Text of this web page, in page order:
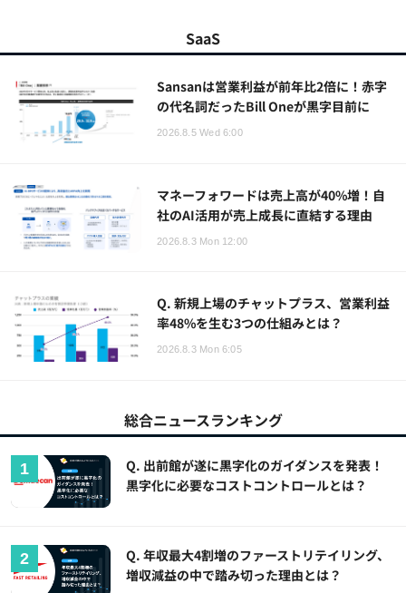
SaaS
Sansanは営業利益が前年比2倍に！赤字
の代名詞だったBill Oneが黒字目前に
2026.8.5 Wed 6:00
マネーフォワードは売上高が40%増！自
社のAI活用が売上成長に直結する理由
2026.8.3 Mon 12:00
Q. 新規上場のチャットプラス、営業利益
率48%を生む3つの仕組みとは？
2026.8.3 Mon 6:05
総合ニュースランキング
Q. 出前館が遂に黒字化のガイダンスを発表！
黒字化に必要なコストコントロールとは？
Q. 年収最大4割増のファーストリテイリング、
増収減益の中で踏み切った理由とは？